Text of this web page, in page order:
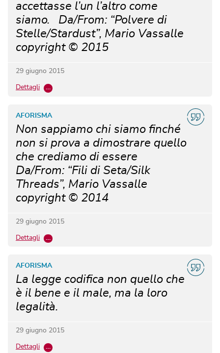
accettasse l’un l’altro come
siamo. Da/From: “Polvere di
Stelle/Stardust”, Mario Vassalle
copyright © 2015
29 giugno 2015
Dettagli …
Non sappiamo chi siamo finché
non si prova a dimostrare quello
che crediamo di essere
Da/From: “Fili di Seta/Silk
Threads”, Mario Vassalle
copyright © 2014
AFORISMA
29 giugno 2015
Dettagli …
La legge codifica non quello che
è il bene e il male, ma la loro
legalità.
AFORISMA
29 giugno 2015
Dettagli …